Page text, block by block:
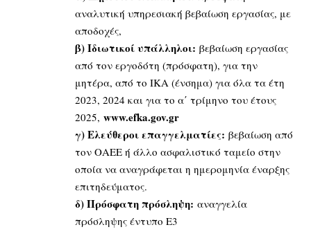
αναλυτική υπηρεσιακή βεβαίωση εργασίας, με
αποδοχές,
β) Ιδιωτικοί υπάλληλοι: βεβαίωση εργασίας
από τον εργοδότη (πρόσφατη), για την
μητέρα, από το ΙΚΑ (ένσημα) για όλα τα έτη
2023, 2024 και για το α΄ τρίμηνο του έτους
2025, www.efka.gov.gr
γ) Ελεύθεροι επαγγελματίες: βεβαίωση από
τον ΟΑΕΕ ή άλλο ασφαλιστικό ταμείο στην
οποία να αναγράφεται η ημερομηνία έναρξης
επιτηδεύματος.
δ) Πρόσφατη πρόσληψη: αναγγελία
πρόσληψης έντυπο Ε3